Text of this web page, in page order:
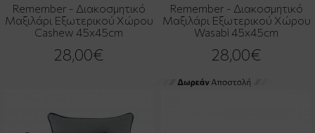
Remember - Διακοσμητικό
Μαξιλάρι Εξωτερικού Χώρου
Cashew 45x45cm
28,00€
Remember - Διακοσμητικό
Μαξιλάρι Εξωτερικού Χώρου
Wasabi 45x45cm
28,00€